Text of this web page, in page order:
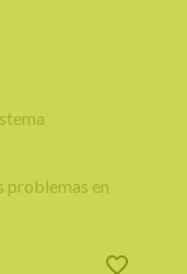
problemas en